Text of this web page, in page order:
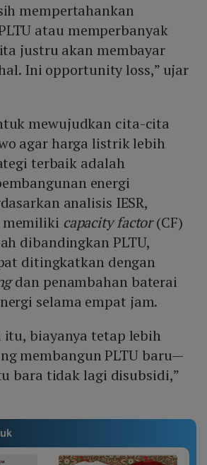
mempertahankan
atau memperbanyak
justru akan membayar
Ini opportunity loss,” ujar
mewujudkan cita-cita
agar harga listrik lebih
terbaik adalah
energi
analisis IESR,
memiliki capacity factor(CF)
dibandingkan PLTU,
ditingkatkan dengan
dan penambahan baterai
selama empat jam.
itu, biayanya tetap lebih
membangun PLTU baru—
bara tidak lagi disubsidi,”